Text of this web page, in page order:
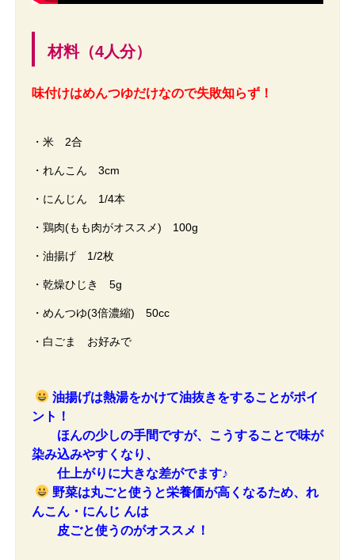
材料（4人分）
味付けはめんつゆだけなので失敗知らず！
・米 2合
・れんこん 3cm
・にんじん 1/4本
・鶏肉(もも肉がオススメ) 100g
・油揚げ 1/2枚
・乾燥ひじき 5g
・めんつゆ(3倍濃縮) 50cc
・白ごま お好みで
油揚げは熱湯をかけて油抜きをすることがポイ
ント！
ほんの少しの手間ですが、こうすることで味が
染み込みやすくなり、
仕上がりに大きな差がでます♪
野菜は丸ごと使うと栄養価が高くなるため、れ
んこん・にんじ んは
皮ごと使うのがオススメ！